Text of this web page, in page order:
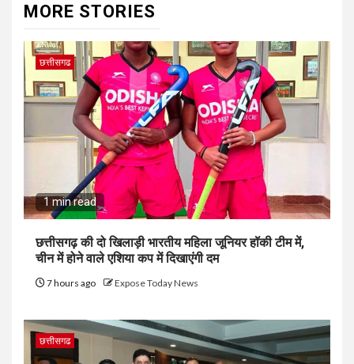
MORE STORIES
छत्तीसगढ
1 min read
छत्तीसगढ़ की दो खिलाड़ी भारतीय महिला जूनियर हॉकी टीम में,
चीन में होने वाले एशिया कप में दिखाएंगी दम
7 hours ago Expose Today News
छत्तीसगढ